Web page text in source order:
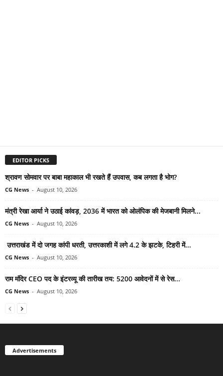
EDITOR PICKS
श्रावण सोमवार पर बाबा महाकाल भी रखते हैं उपवास, कब लगता है भोग?
CG News - August 10, 2026
मंत्री रेखा आर्या ने उठाई कांवड़, 2036 में भारत को ओलंपिक की मेजबानी मिलने...
CG News - August 10, 2026
उत्तराखंड में दो जगह कांपी धरती, उत्तरकाशी में लगे 4.2 के झटके, टिहरी में...
CG News - August 10, 2026
राम मंदिर CEO पद के इंटरव्यू की तारीख तय: 5200 आवेदनों में से रेस...
CG News - August 10, 2026
Advertisements